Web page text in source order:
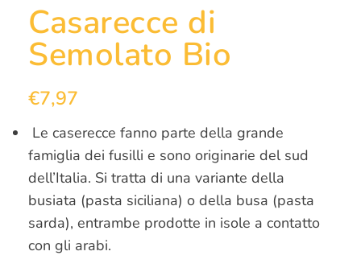
Casarecce di
Semolato Bio
€7,97
Le caserecce fanno parte della grande
famiglia dei fusilli e sono originarie del sud
dell’Italia. Si tratta di una variante della
busiata (pasta siciliana) o della busa (pasta
sarda), entrambe prodotte in isole a contatto
con gli arabi.